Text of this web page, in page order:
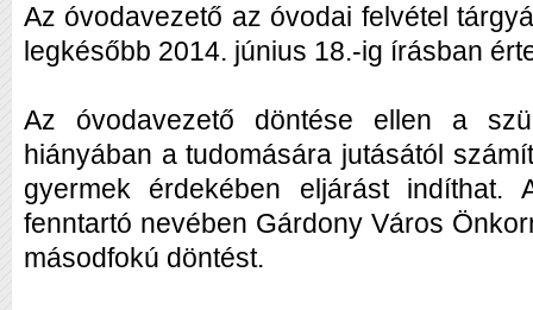
Az óvodavezető az óvodai felvétel
legkésőbb 2014. június 18.-ig írásban
Az óvodavezető döntése ellen a
hiányában a tudomására jutásától
gyermek érdekében eljárást indíthat.
fenntartó nevében Gárdony Város
másodfokú döntést.